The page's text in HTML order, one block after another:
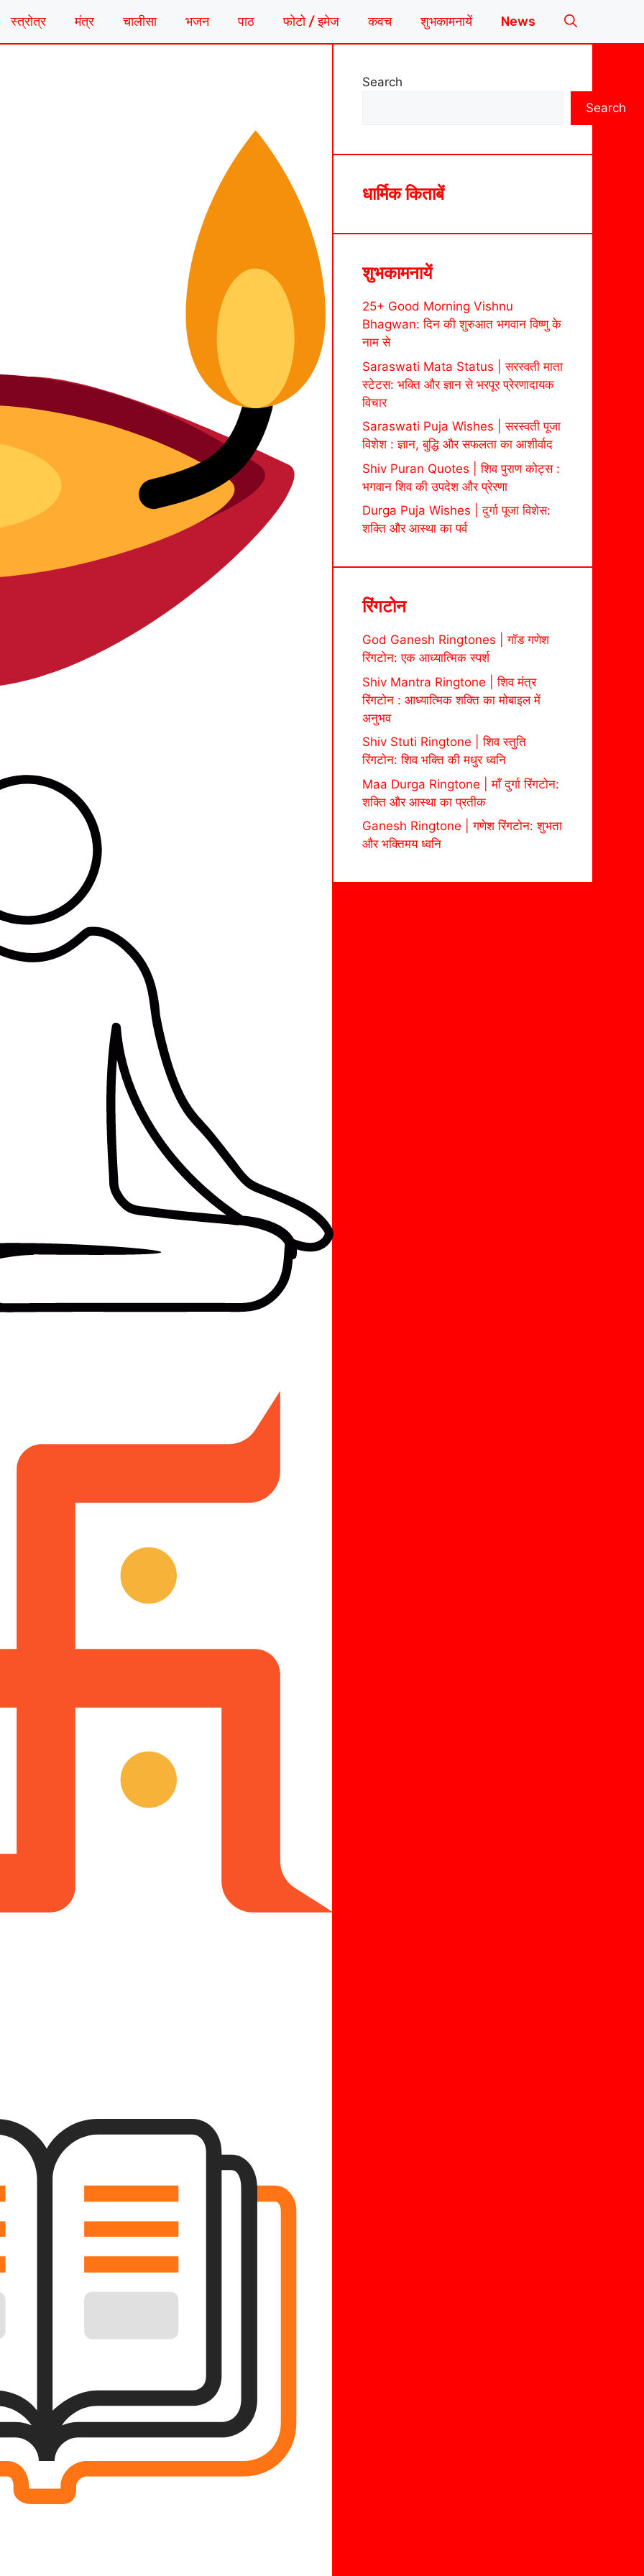
स्त्रोत्र मंत्र चालीसा भजन पाठ फोटो / इमेज कवच शुभकामनायें News
Search
Search
धार्मिक किताबें
शुभकामनायें
25+ Good Morning Vishnu
Bhagwan: दिन की शुरुआत भगवान विष्णु के
नाम से
Saraswati Mata Status | सरस्वती माता
स्टेटस: भक्ति और ज्ञान से भरपूर प्रेरणादायक
विचार
Saraswati Puja Wishes | सरस्वती पूजा
विशेश : ज्ञान, बुद्धि और सफलता का आशीर्वाद
Shiv Puran Quotes | शिव पुराण कोट्स :
भगवान शिव की उपदेश और प्रेरणा
Durga Puja Wishes | दुर्गा पूजा विशेस:
शक्ति और आस्था का पर्व
रिंगटोन
God Ganesh Ringtones | गॉड गणेश
रिंगटोन: एक आध्यात्मिक स्पर्श
Shiv Mantra Ringtone | शिव मंत्र
रिंगटोन : आध्यात्मिक शक्ति का मोबाइल में
अनुभव
Shiv Stuti Ringtone | शिव स्तुति
रिंगटोन: शिव भक्ति की मधुर ध्वनि
Maa Durga Ringtone | माँ दुर्गा रिंगटोन:
शक्ति और आस्था का प्रतीक
Ganesh Ringtone | गणेश रिंगटोन: शुभता
और भक्तिमय ध्वनि